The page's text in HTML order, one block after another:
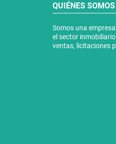
QUIÉNES SOMOS
Somos una
el sector
ventas, licitaciones